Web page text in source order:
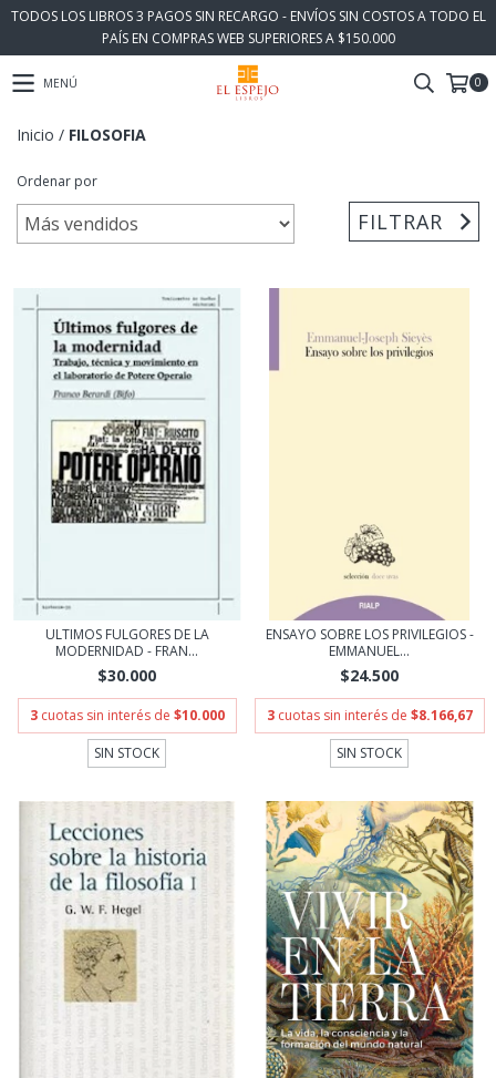
TODOS LOS LIBROS 3 PAGOS SIN RECARGO - ENVÍOS SIN COSTOS A TODO EL
PAÍS EN COMPRAS WEB SUPERIORES A $150.000
MENÚ 0
Inicio / FILOSOFIA
Ordenar por
FILTRAR
ULTIMOS FULGORES DE LA
MODERNIDAD - FRAN...
$30.000
3 cuotas sin interés de $10.000
SIN STOCK
ENSAYO SOBRE LOS PRIVILEGIOS -
EMMANUEL...
$24.500
3 cuotas sin interés de $8.166,67
SIN STOCK